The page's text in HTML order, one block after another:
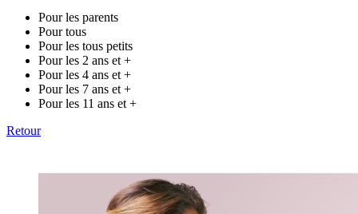
Pour les parents
Pour tous
Pour les tous petits
Pour les 2 ans et +
Pour les 4 ans et +
Pour les 7 ans et +
Pour les 11 ans et +
Retour